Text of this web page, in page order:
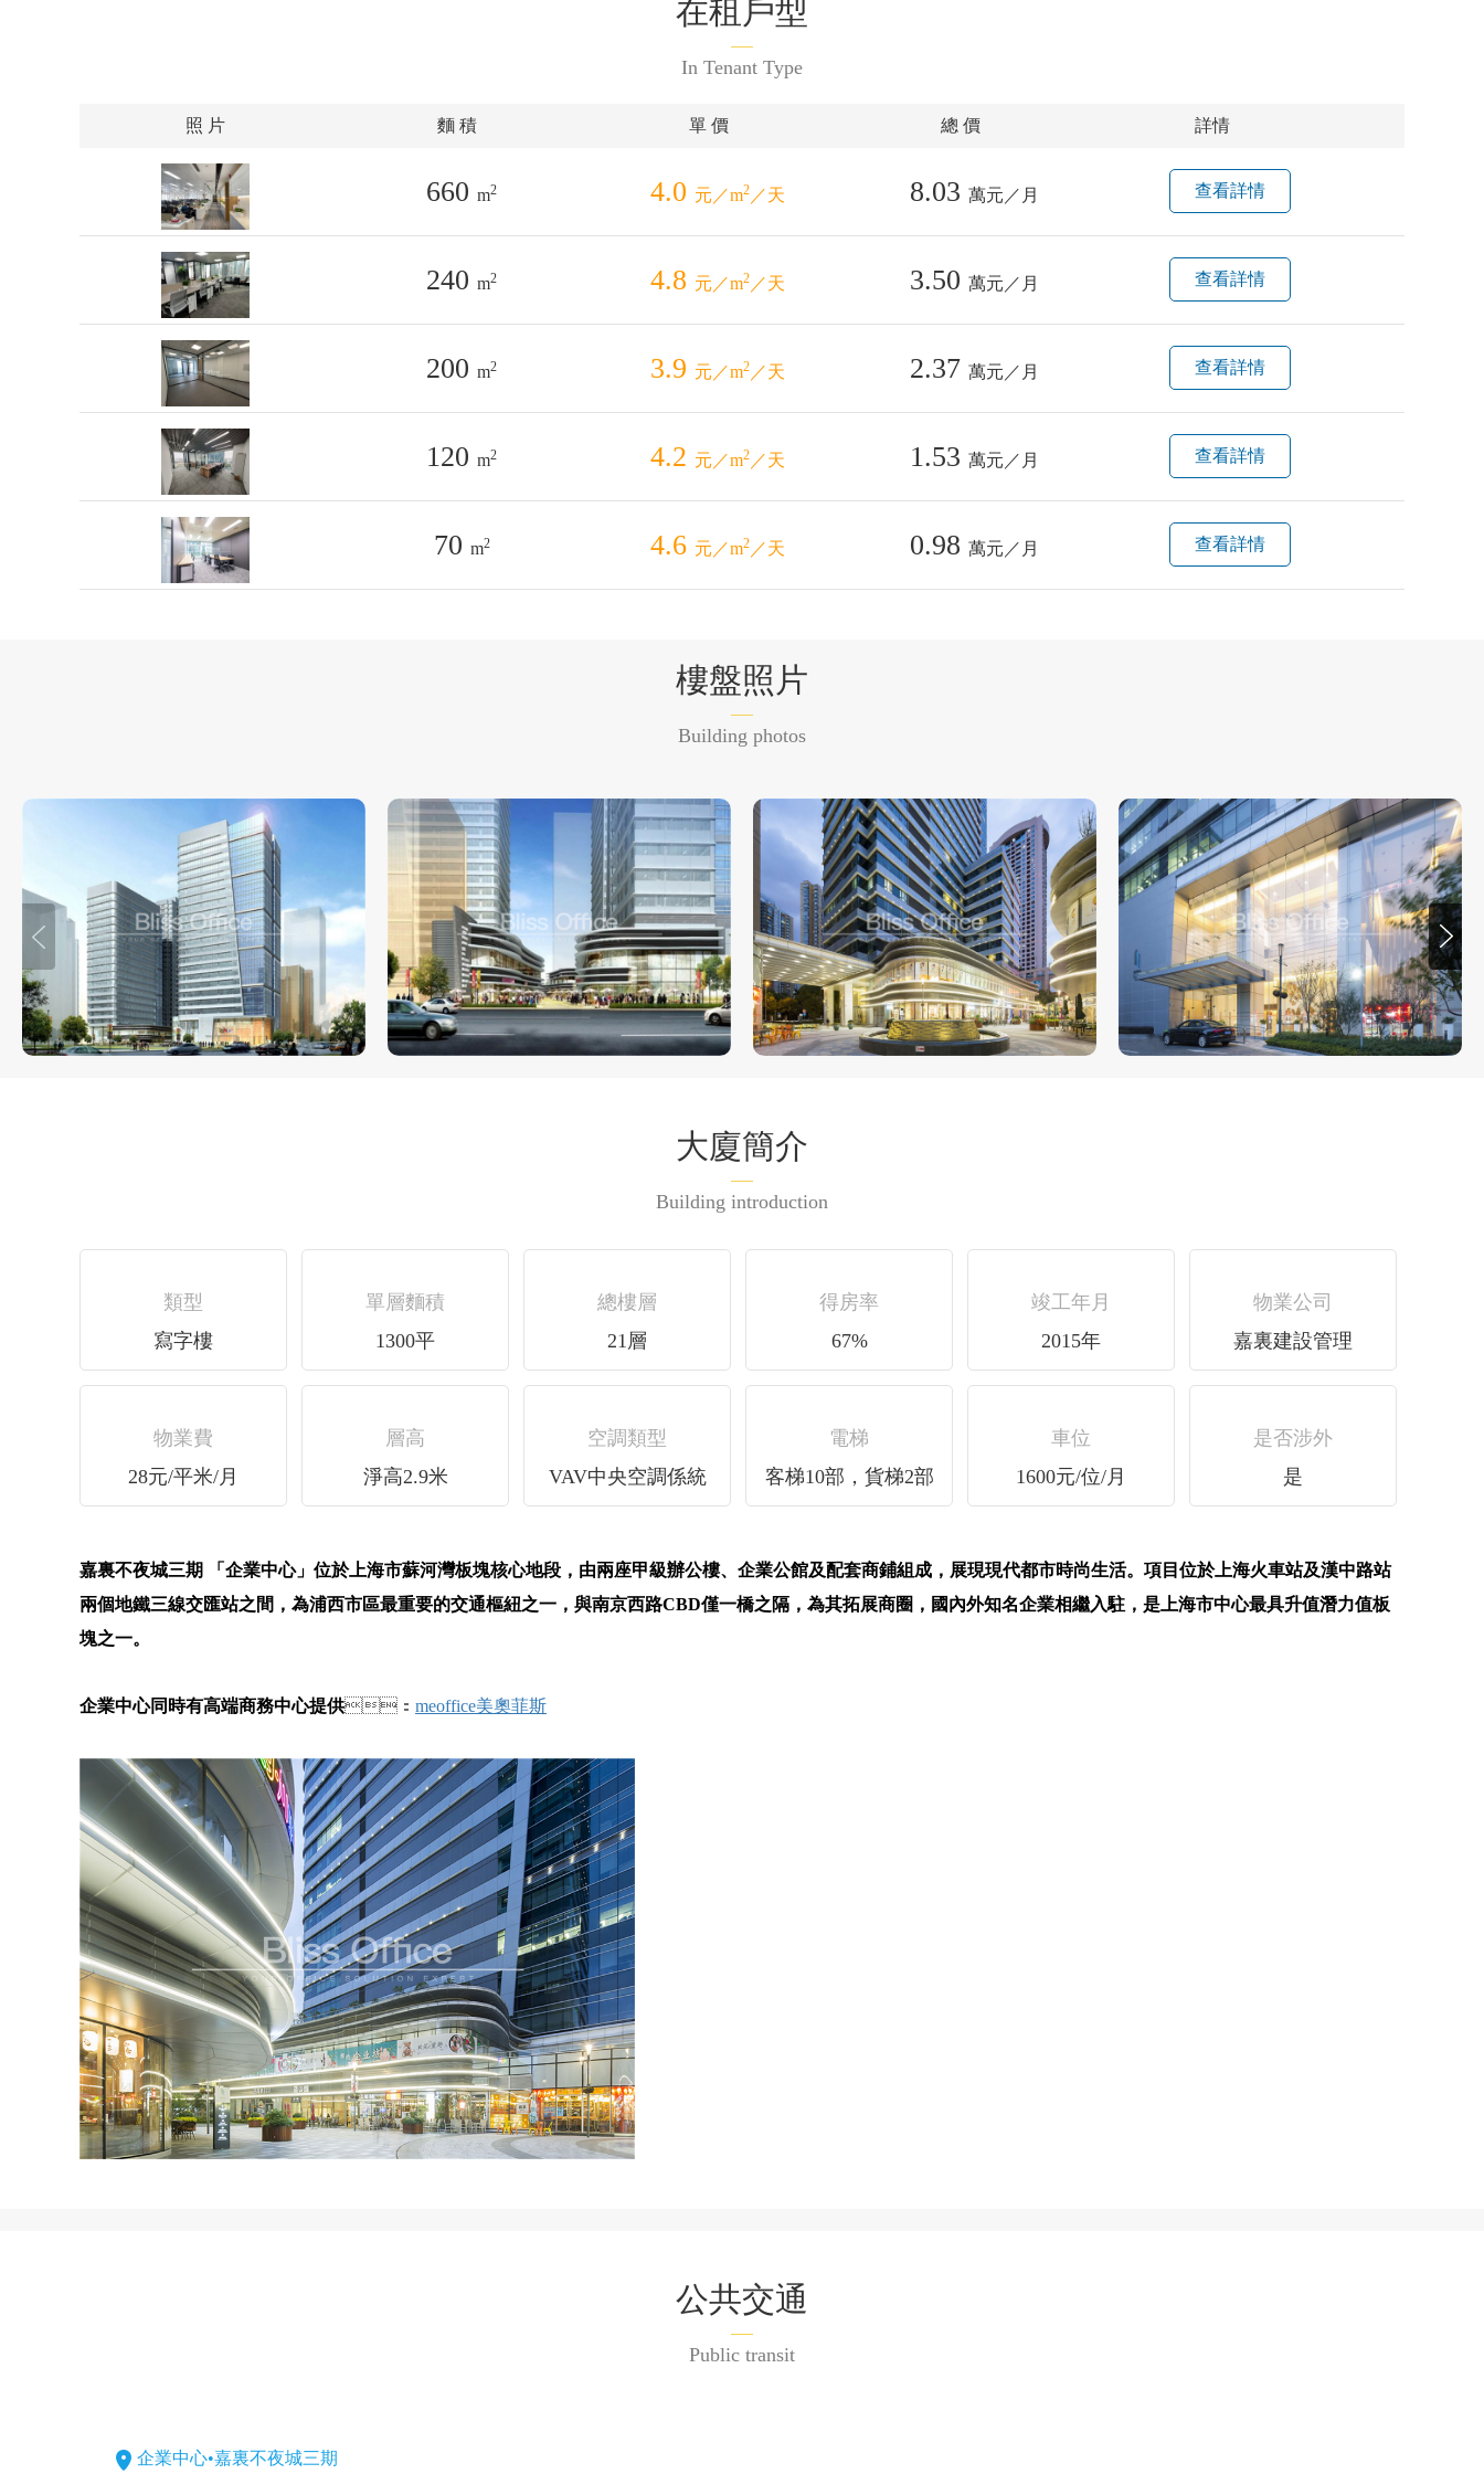
在租戶型
In Tenant Type
照 片 麵 積 單 價 總 價 詳情
660 m2 4.0 元／m2 ／天 8.03 萬元／月 查看詳情
240 m2 4.8 元／m2 ／天 3.50 萬元／月 查看詳情
200 m2 3.9 元／m2 ／天 2.37 萬元／月 查看詳情
120 m2 4.2 元／m2 ／天 1.53 萬元／月 查看詳情
70 m2 4.6 元／m2 ／天 0.98 萬元／月 查看詳情
樓盤照片
Building photos
大廈簡介
Building introduction
類型
寫字樓
單層麵積
1300平
總樓層
21層
得房率
67%
竣工年月
2015年
物業公司
嘉裏建設管理
物業費
28元/平米/月
層高
淨高2.9米
空調類型
VAV中央空調係統
電梯
客梯10部，貨梯2部
車位
1600元/位/月
是否涉外
是
嘉裏不夜城三期 「企業中心」位於上海市蘇河灣板塊核心地段，由兩座甲級辦公樓、企業公館及配套商鋪組成，展現現代都市時尚生活。項目位於上海火車站及漢中路站
兩個地鐵三線交匯站之間，為浦西市區最重要的交通樞紐之一，與南京西路CBD僅一橋之隔，為其拓展商圈，國內外知名企業相繼入駐，是上海市中心最具升值潛力值板
塊之一。
企業中心同時有高端商務中心提供： meoffice美奧菲斯
公共交通
Public transit
企業中心•嘉裏不夜城三期